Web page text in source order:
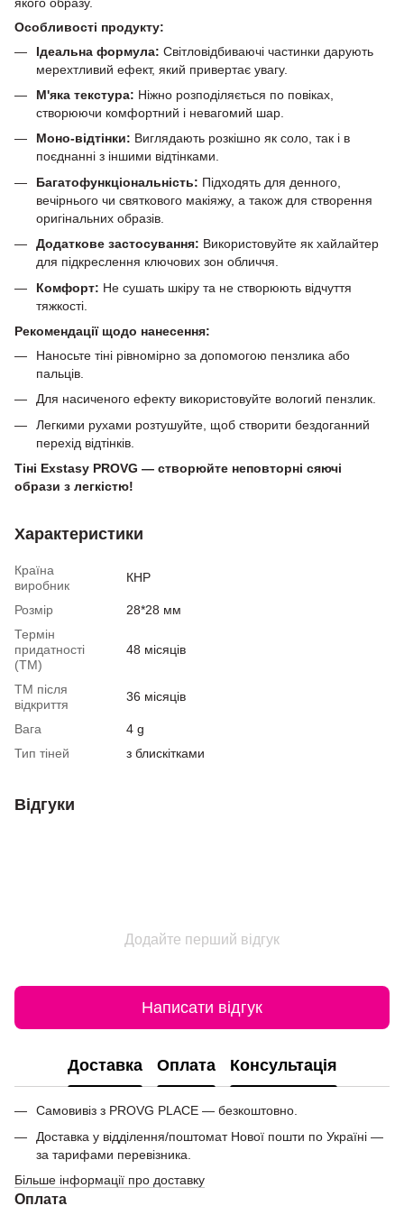
Особливості продукту:
Ідеальна формула: Світловідбиваючі частинки дарують
мерехтливий ефект, який привертає увагу.
М'яка текстура: Ніжно розподіляється по повіках,
створюючи комфортний і невагомий шар.
Моно-відтінки: Виглядають розкішно як соло, так і в
поєднанні з іншими відтінками.
Багатофункціональність: Підходять для денного,
вечірнього чи святкового макіяжу, а також для створення
оригінальних образів.
Додаткове застосування: Використовуйте як хайлайтер
для підкреслення ключових зон обличчя.
Комфорт: Не сушать шкіру та не створюють відчуття
тяжкості.
Рекомендації щодо нанесення:
Наносьте тіні рівномірно за допомогою пензлика або
пальців.
Для насиченого ефекту використовуйте вологий пензлик.
Легкими рухами розтушуйте, щоб створити бездоганний
перехід відтінків.
Тіні Exstasy PROVG — створюйте неповторні сяючі
образи з легкістю!
Характеристики
Країна
виробник
КНР
Розмір
28*28 мм
Термін
придатності
(ТМ)
48 місяців
ТМ після
відкриття
36 місяців
Вага
4 g
Тип тіней
з блискітками
Відгуки
Додайте перший відгук
Написати відгук
Доставка Оплата Консультація
Самовивіз з PROVG PLACE — безкоштовно.
Доставка у відділення/поштомат Нової пошти по Україні —
за тарифами перевізника.
Більше інформації про доставку
Оплата